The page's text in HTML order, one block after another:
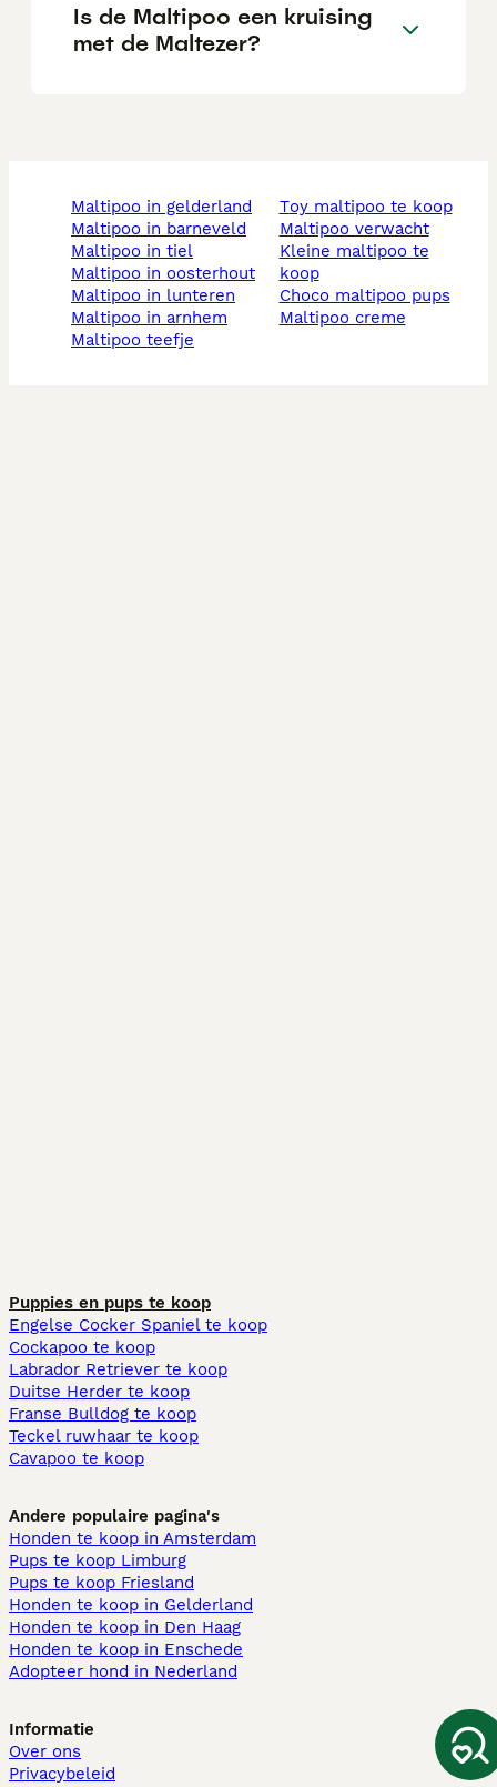
Is de Maltipoo een kruising
met de Maltezer?
maltipoo in gelderland
maltipoo in barneveld
maltipoo in tiel
maltipoo in oosterhout
maltipoo in lunteren
maltipoo in arnhem
maltipoo teefje
toy maltipoo te koop
maltipoo verwacht
kleine maltipoo te
koop
choco maltipoo pups
maltipoo creme
Puppies en pups te koop
Engelse Cocker Spaniel te koop
Cockapoo te koop
Labrador Retriever te koop
Duitse Herder te koop
Franse Bulldog te koop
Teckel ruwhaar te koop
Cavapoo te koop
Andere populaire pagina's
Honden te koop in Amsterdam
Pups te koop Limburg​
Pups te koop Friesland​
Honden te koop in Gelderland
Honden te koop in Den Haag
Honden te koop in Enschede
Adopteer hond in Nederland
Informatie
Over ons
Privacybeleid